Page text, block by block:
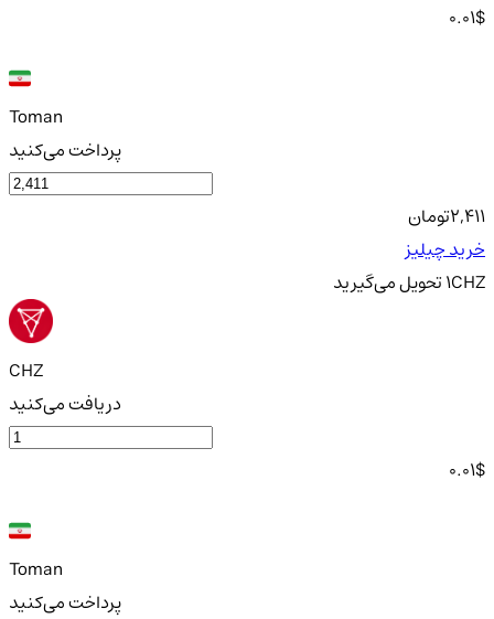
0.01$
Toman
پرداخت می‌کنید
2,411تومان
خرید چیلیز
1CHZتحویلمی‌گیرید
CHZ
دریافت می‌کنید
0.01$
Toman
پرداخت می‌کنید